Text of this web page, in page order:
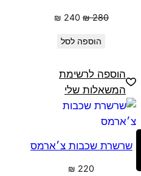
₪280
המחיר
היה:
₪ 240
הוספה לסל
הוספה לרשימת
המשאלות שלי
שרשרת שכבות צ׳ארמס
₪ 220